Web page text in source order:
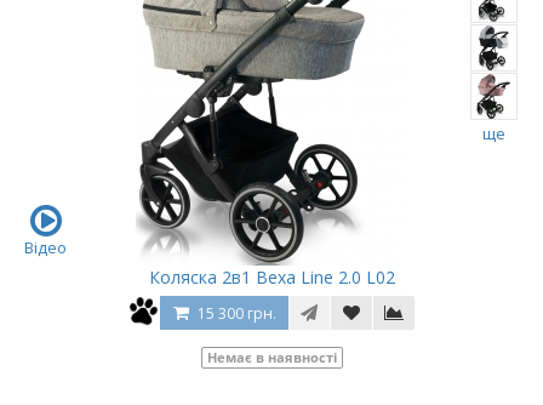
ще
Відео
Коляска 2в1 Bexa Line 2.0 L02
15 300 грн.
Немає в наявності